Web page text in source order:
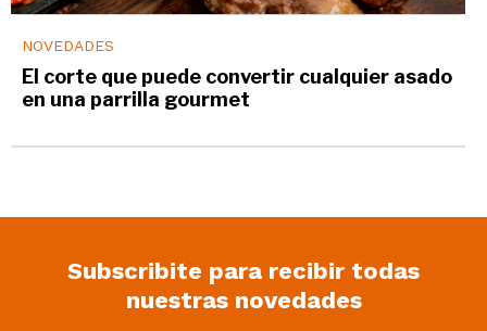
NOVEDADES
El corte que puede convertir cualquier asado
en una parrilla gourmet
Subscribite para recibir todas
nuestras novedades